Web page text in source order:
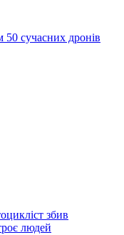
50 сучасних дронів
збив
людей